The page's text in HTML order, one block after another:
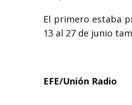
El primero estaba
13 al 27 de junio
EFE/Unión Radio